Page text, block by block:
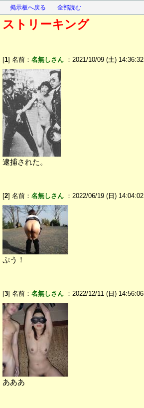
掲示板へ戻る 全部読む
ストリーキング
[1] 名前： 名無しさん ：2021/10/09 (土) 14:36:32
逮捕された。
[2] 名前： 名無しさん ：2022/06/19 (日) 14:04:02
ぷう！
[3] 名前： 名無しさん ：2022/12/11 (日) 14:56:06
あああ